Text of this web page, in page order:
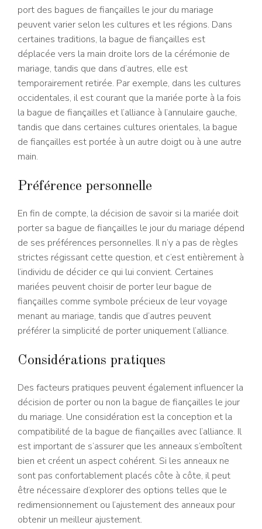
port des bagues de fiançailles le jour du mariage
peuvent varier selon les cultures et les régions. Dans
certaines traditions, la bague de fiançailles est
déplacée vers la main droite lors de la cérémonie de
mariage, tandis que dans d’autres, elle est
temporairement retirée. Par exemple, dans les cultures
occidentales, il est courant que la mariée porte à la fois
la bague de fiançailles et l’alliance à l’annulaire gauche,
tandis que dans certaines cultures orientales, la bague
de fiançailles est portée à un autre doigt ou à une autre
main.
Préférence personnelle
En fin de compte, la décision de savoir si la mariée doit
porter sa bague de fiançailles le jour du mariage dépend
de ses préférences personnelles. Il n’y a pas de règles
strictes régissant cette question, et c’est entièrement à
l’individu de décider ce qui lui convient. Certaines
mariées peuvent choisir de porter leur bague de
fiançailles comme symbole précieux de leur voyage
menant au mariage, tandis que d’autres peuvent
préférer la simplicité de porter uniquement l’alliance.
Considérations pratiques
Des facteurs pratiques peuvent également influencer la
décision de porter ou non la bague de fiançailles le jour
du mariage. Une considération est la conception et la
compatibilité de la bague de fiançailles avec l’alliance. Il
est important de s’assurer que les anneaux s’emboîtent
bien et créent un aspect cohérent. Si les anneaux ne
sont pas confortablement placés côte à côte, il peut
être nécessaire d’explorer des options telles que le
redimensionnement ou l’ajustement des anneaux pour
obtenir un meilleur ajustement.